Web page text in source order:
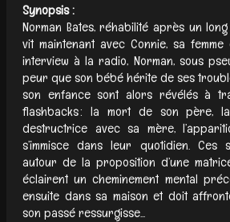
Synopsis :
Norman Bates, réhabilité après un
vit maintenant avec Connie, sa femme
interview à la radio, Norman, sous
peur que son bébé hérite de ses
son enfance sont alors révélés à
flashbacks : la mort de son père,
destructrice avec sa mère,
s’immisce dans leur quotidien. Ces
autour de la proposition d’une
éclairent un cheminement mental
ensuite dans sa maison et doit
son passé ressurgisse...